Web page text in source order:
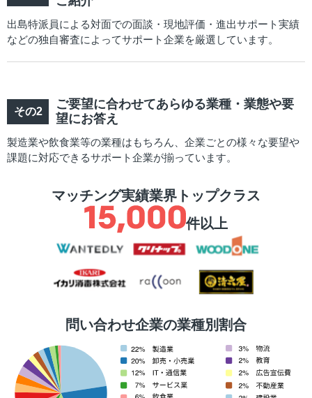
出島特派員による対面での面談・現地評価・進出サポート実績
などの独自審査によってサポート企業を厳選しています。
ご要望に合わせてあらゆる業種・業態や要
望にお答え
製造業や飲食業等の業種はもちろん、企業ごとの様々な要望や
課題に対応できるサポート企業が揃っています。
マッチング実績業界トップクラス
件以上
問い合わせ企業の業種別割合